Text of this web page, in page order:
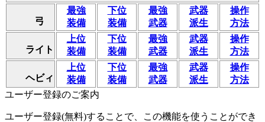
弓
最強
装備
下位
装備
最強
武器
武器
派生
操作
方法
ライト
上位
装備
下位
装備
最強
武器
武器
派生
操作
方法
ヘビィ
上位
装備
下位
装備
最強
武器
武器
派生
操作
方法
ユーザー登録のご案内
ユーザー登録(無料)することで、この機能を使うことができ